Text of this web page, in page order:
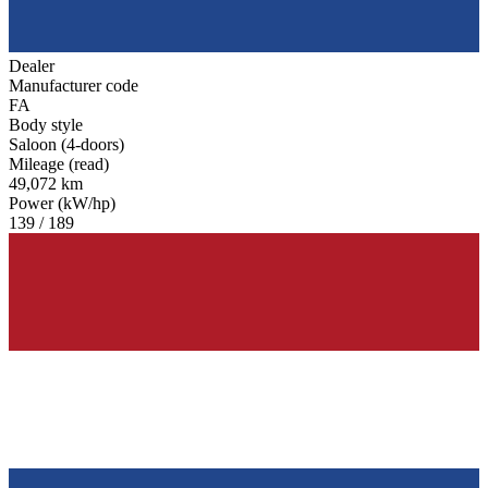
Dealer
Manufacturer code
FA
Body style
Saloon (4-doors)
Mileage (read)
49,072 km
Power (kW/hp)
139 / 189